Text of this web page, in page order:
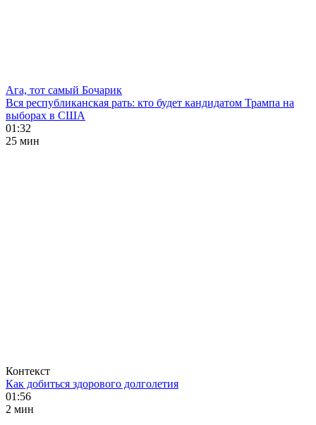
Ага, тот самый Бочарик
Вся республиканская рать: кто будет кандидатом Трампа на
выборах в США
01:32
25 мин
Контекст
Как добиться здорового долголетия
01:56
2 мин